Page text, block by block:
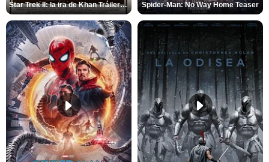
Star Trek II: la ira de Khan Tráiler VO Spider-Man: No Way Home Teaser